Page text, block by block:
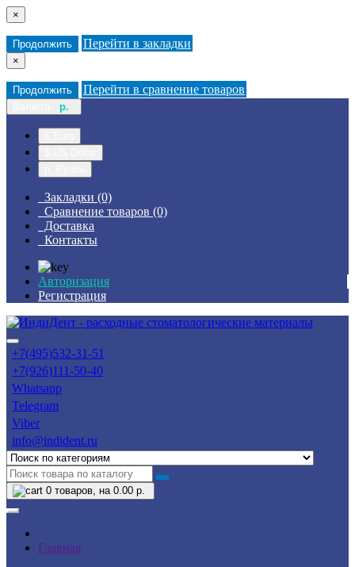
×
Продолжить Перейти в закладки
×
Продолжить Перейти в сравнение товаров
р.
Закладки (0)
Сравнение товаров (0)
Доставка
Контакты
Авторизация
Регистрация
+7(495)532-31-51
+7(926)111-50-40
Whatsapp
Telegram
Viber
info@indident.ru
0 товаров, на 0.00 р.
Главная